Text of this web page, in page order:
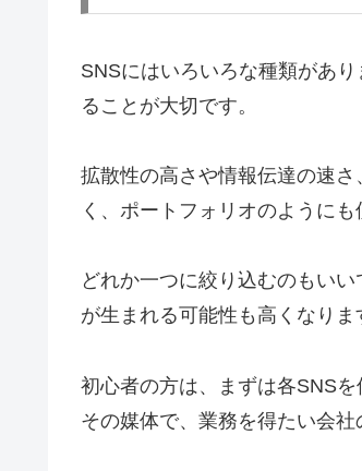
SNSにはいろいろな種類があ
ることが大切です。
拡散性の高さや情報伝達の速
く、ポートフォリオのように
どれか一つに絞り込むのもい
が生まれる可能性も高くなりま
初心者の方は、まずは各SNS
その媒体で、業務を得たい会社